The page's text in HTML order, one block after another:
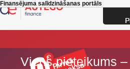
Skip to main content
Finansējuma salīdzināšanas portāls
Viens pieteikums –